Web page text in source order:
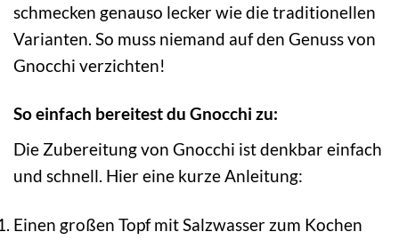
schmecken genauso lecker wie die traditionellen
Varianten. So muss niemand auf den Genuss von
Gnocchi verzichten!
So einfach bereitest du Gnocchi zu:
Die Zubereitung von Gnocchi ist denkbar einfach
und schnell. Hier eine kurze Anleitung:
Einen großen Topf mit Salzwasser zum Kochen